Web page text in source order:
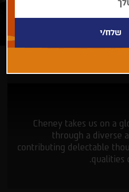
Cheney takes us on a
through a diverse
contributing delectable
qualities